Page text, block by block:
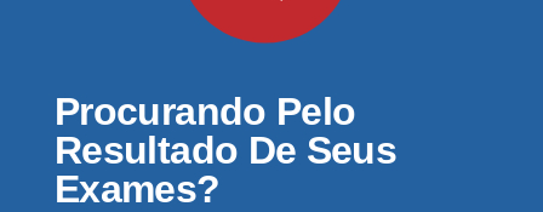
Procurando Pelo
Resultado De Seus
Exames?